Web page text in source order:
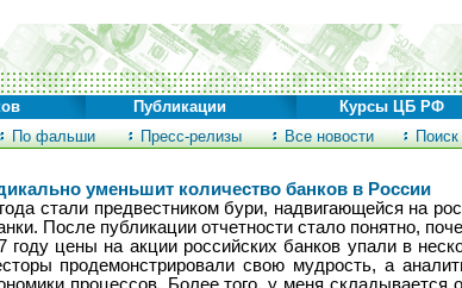
По фальши Пресс-релизы Все новости Поиск
Публикации Курсы ЦБ РФ
уменьшит количество банков в России
стали предвестником бури, надвигающейся на
После публикации отчетности стало понятно,
цены на акции российских банков упали в
продемонстрировали свою мудрость, а